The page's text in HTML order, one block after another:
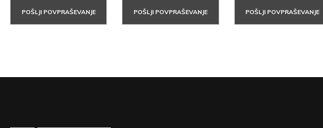
POŠLJI POVPRAŠEVANJE POŠLJI POVPRAŠEVANJE POŠLJI POVPRAŠEVANJE